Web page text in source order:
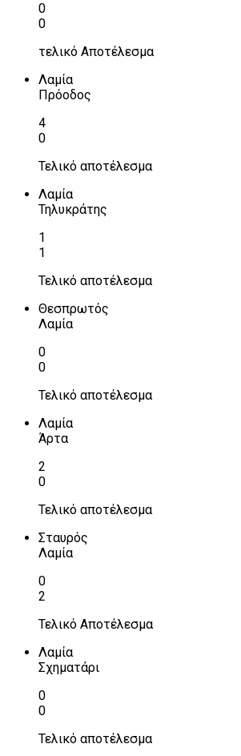
0
0
τελικό Αποτέλεσμα
Λαμία
Πρόοδος
4
0
Τελικό αποτέλεσμα
Λαμία
Τηλυκράτης
1
1
Τελικό αποτέλεσμα
Θεσπρωτός
Λαμία
0
0
Τελικό αποτέλεσμα
Λαμία
Άρτα
2
0
Τελικό αποτέλεσμα
Σταυρός
Λαμία
0
2
Τελικό Αποτέλεσμα
Λαμία
Σχηματάρι
0
0
Τελικό αποτέλεσμα